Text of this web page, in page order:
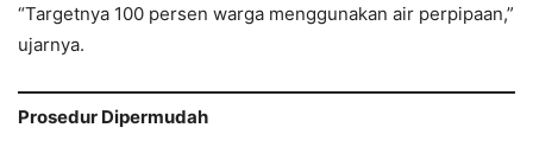
“Targetnya 100 persen warga menggunakan air perpipaan,”
ujarnya.
Prosedur Dipermudah